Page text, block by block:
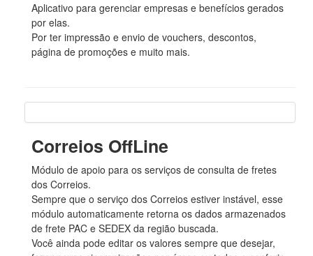
Aplicativo para gerenciar empresas e benefícios gerados
por elas.
Por ter impressão e envio de vouchers, descontos,
página de promoções e muito mais.
Correios OffLine
Módulo de apoio para os serviços de consulta de fretes
dos Correios.
Sempre que o serviço dos Correios estiver instável, esse
módulo automaticamente retorna os dados armazenados
de frete PAC e SEDEX da região buscada.
Você ainda pode editar os valores sempre que desejar,